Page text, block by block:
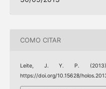
COMO CITAR
Leite, J. Y. P.
https://doi.org/10.15628/